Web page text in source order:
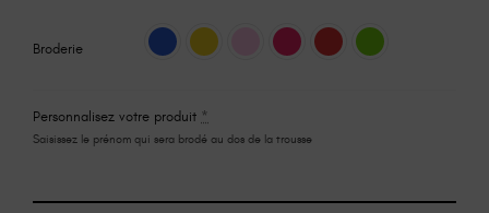
Broderie
Personnalisez votre produit *
Saisissez le prénom qui sera brodé au dos de la trousse